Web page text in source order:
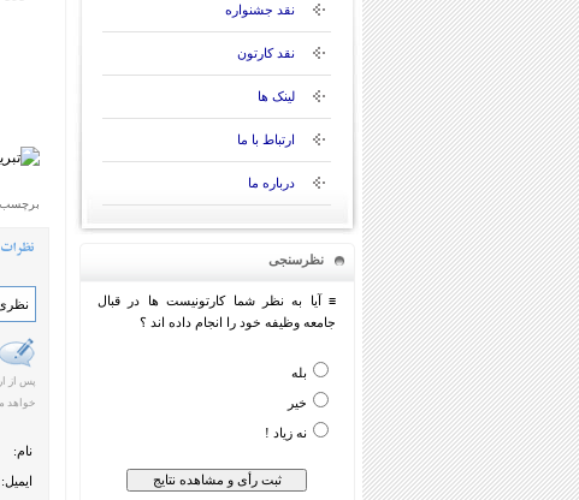
نقد جشنواره
نقد کارتون
لینک ها
ارتباط با ما
درباره ما
نظرسنجی
≡ آیا به نظر شما کارتونیست ها در قبال
جامعه وظیفه خود را انجام داده اند ؟
بله
خیر
نه زیاد !
پس از
خواهد
نام:
ایمیل: